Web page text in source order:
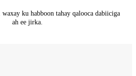
waxay ku habboon tahay qalooca dabiiciga
ah ee jirka.